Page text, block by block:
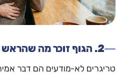
2. הגוף זוכר מה שהראש שכח
טריגרים לא-מודעים הם דבר